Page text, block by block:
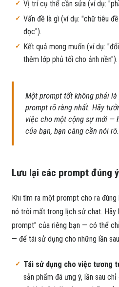
Vị trí cụ thể cần sửa (ví dụ:
Vấn đề là gì (ví dụ: "chữ tiêu
đọc").
Kết quả mong muốn (ví dụ:
thêm lớp phủ tối cho ảnh nền").
Một prompt tốt không phải
prompt rõ ràng nhất. Hãy
việc cho một cộng sự mới —
của bạn, bạn càng cần nói rõ.
Lưu lại các prompt đúng
Khi tìm ra một prompt cho ra
nó trôi mất trong lịch sử chat. Hãy
prompt" của riêng bạn — có thể
— để tái sử dụng cho những lần
Tái sử dụng cho việc tương
sản phẩm đã ưng ý, lần sau